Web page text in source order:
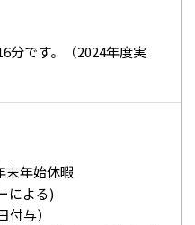
分です。（2024年度実
末年始休暇
による)
与）